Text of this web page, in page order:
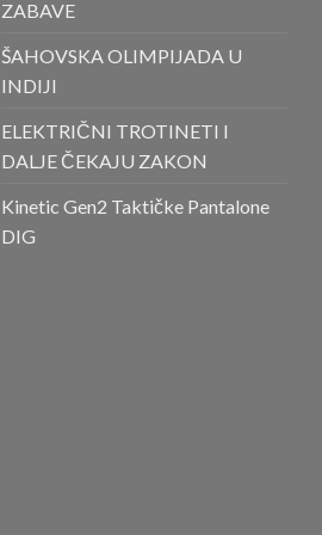
ZABAVE
ŠAHOVSKA OLIMPIJADA U
INDIJI
ELEKTRIČNI TROTINETI I
DALJE ČEKAJU ZAKON
Kinetic Gen2 Taktičke Pantalone
DIG